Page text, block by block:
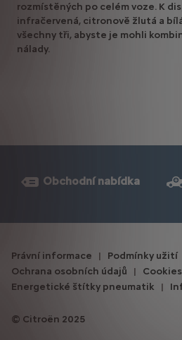
rozmístěných po celém voze. K
infračervená, citronově žlutá a
všechny tři, abyste je mohli
nálady.
Obchodní nabídka
Citroën 2025
Právní informace
Podmínky užití
Ochrana osobních údajů
Cookies
Energetické štítky pneumatik